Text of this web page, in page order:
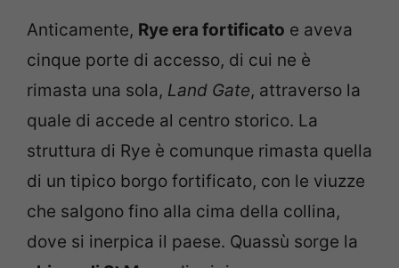
Anticamente, Rye era fortificato e aveva
cinque porte di accesso, di cui ne è
rimasta una sola, Land Gate, attraverso la
quale di accede al centro storico. La
struttura di Rye è comunque rimasta quella
di un tipico borgo fortificato, con le viuzze
che salgono fino alla cima della collina,
dove si inerpica il paese. Quassù sorge la